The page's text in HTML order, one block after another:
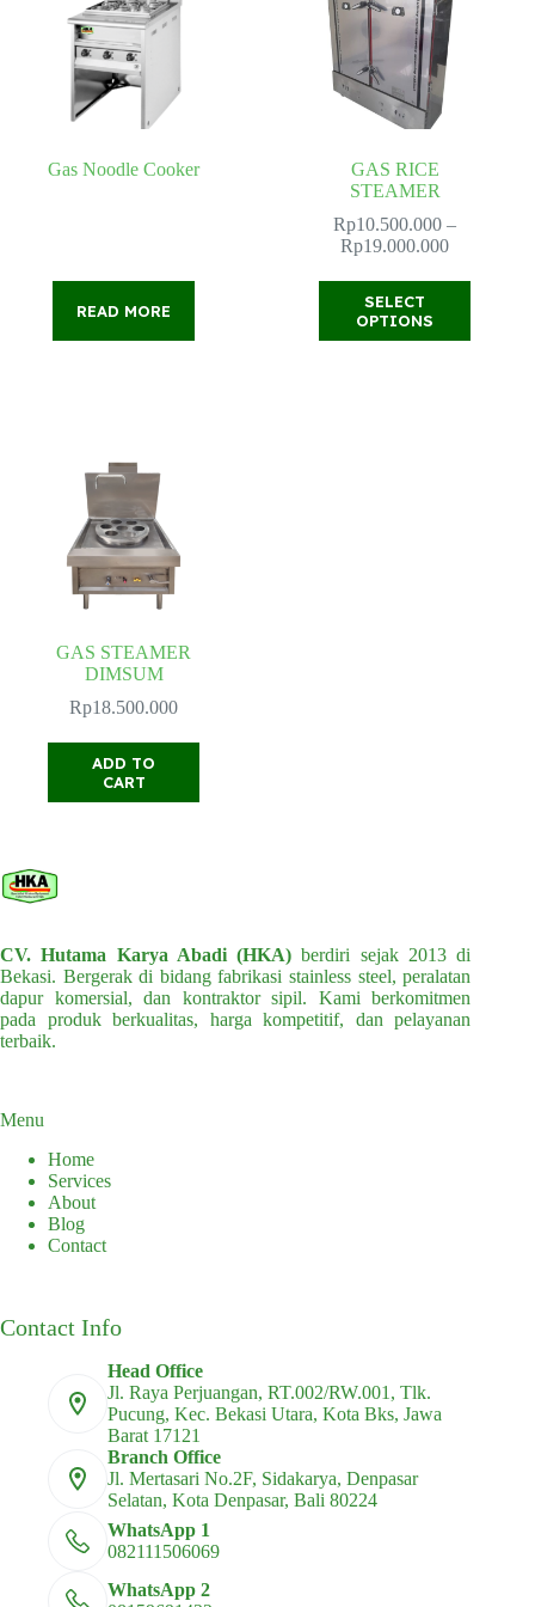
Gas Noodle Cooker
READ MORE
GAS RICE
STEAMER
Rp10.500.000 –
Rp19.000.000Price
SELECT
OPTIONS
product
has
GAS STEAMER
DIMSUM
Rp18.500.000
ADD TO
CART
CV. Hutama Karya Abadi (HKA) berdiri sejak 2013 di
Bekasi. Bergerak di bidang fabrikasi stainless steel, peralatan
dapur komersial, dan kontraktor sipil. Kami berkomitmen
pada produk berkualitas, harga kompetitif, dan pelayanan
terbaik.
Menu
Home
Services
About
Blog
Contact
Contact Info
Head Office
Jl. Raya Perjuangan, RT.002/RW.001, Tlk.
Pucung, Kec. Bekasi Utara, Kota Bks, Jawa
Barat 17121
Branch Office
Jl. Mertasari No.2F, Sidakarya, Denpasar
Selatan, Kota Denpasar, Bali 80224
WhatsApp 1
082111506069
WhatsApp 2